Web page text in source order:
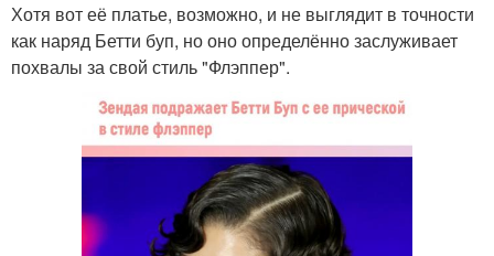
Хотя вот её платье, возможно, и не выглядит в точности
как наряд Бетти буп, но оно определённо заслуживает
похвалы за свой стиль "Флэппер".